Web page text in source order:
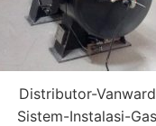
Distributor-
Sistem-Instalasi-